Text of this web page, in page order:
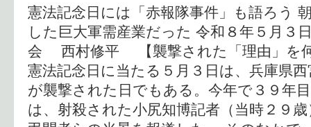
憲法記念日には「赤報隊事件」も語ろう
した巨大軍需産業だった 令和８年５月
会 西村修平 【襲撃された「理由」を
憲法記念日に当たる５月３日は、兵庫県
が襲撃された日でもある。今年で３９年
は、射殺された小尻知博記者（当時２９